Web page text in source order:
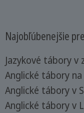
Najobľúbenejšie
Jazykové tábory v
Anglické tábory
Anglické tábory v
Anglické tábory v